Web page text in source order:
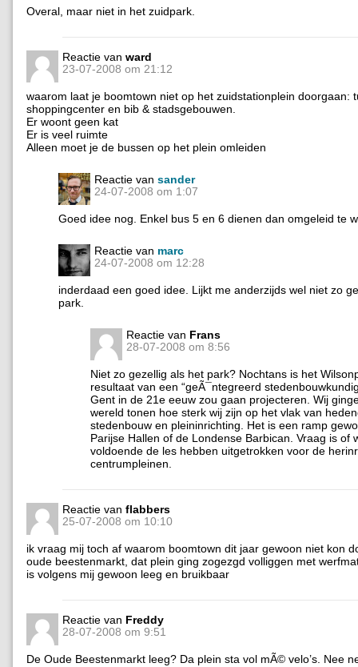
Overal, maar niet in het zuidpark.
Reactie van ward
23-07-2008 om 21:12
waarom laat je boomtown niet op het zuidstationplein doorgaan:
shoppingcenter en bib & stadsgebouwen.
Er woont geen kat
Er is veel ruimte
Alleen moet je de bussen op het plein omleiden
Reactie van sander
24-07-2008 om 1:07
Goed idee nog. Enkel bus 5 en 6 dienen dan omgeleid te
Reactie van marc
24-07-2008 om 12:28
inderdaad een goed idee. Lijkt me anderzijds wel niet zo
park.
Reactie van Frans
28-07-2008 om 8:56
Niet zo gezellig als het park? Nochtans is het
resultaat van een “geÃ¯ntegreerd
Gent in de 21e eeuw zou gaan projecteren. Wij
wereld tonen hoe sterk wij zijn op het vlak van
stedenbouw en pleininrichting. Het is een ramp
Parijse Hallen of de Londense Barbican. Vraag is of
voldoende de les hebben uitgetrokken voor de
centrumpleinen.
Reactie van flabbers
25-07-2008 om 10:10
ik vraag mij toch af waarom boomtown dit jaar gewoon niet kon
oude beestenmarkt, dat plein ging zogezgd volliggen met
is volgens mij gewoon leeg en bruikbaar
Reactie van Freddy
28-07-2008 om 9:51
De Oude Beestenmarkt leeg? Da plein sta vol mÃ© velo’s. Nee